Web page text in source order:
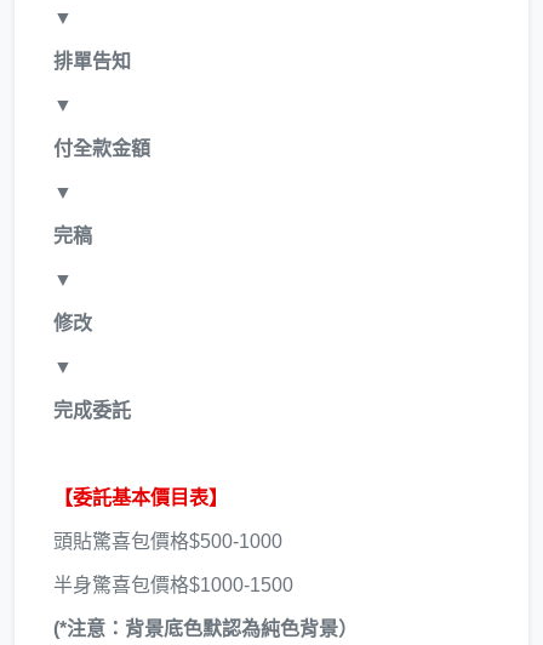
▼
排單告知
▼
付全款金額
▼
完稿
▼
修改
▼
完成委託
【委託基本價目表】
頭貼驚喜包價格$500-1000
半身驚喜包價格$1000-1500
(*注意：背景底色默認為純色背景）